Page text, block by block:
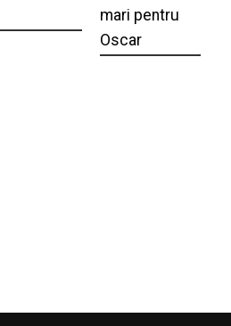
mari pentru
Oscar